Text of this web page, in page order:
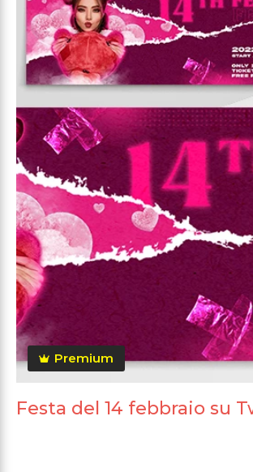
Premium
Festa del 14 febbraio su